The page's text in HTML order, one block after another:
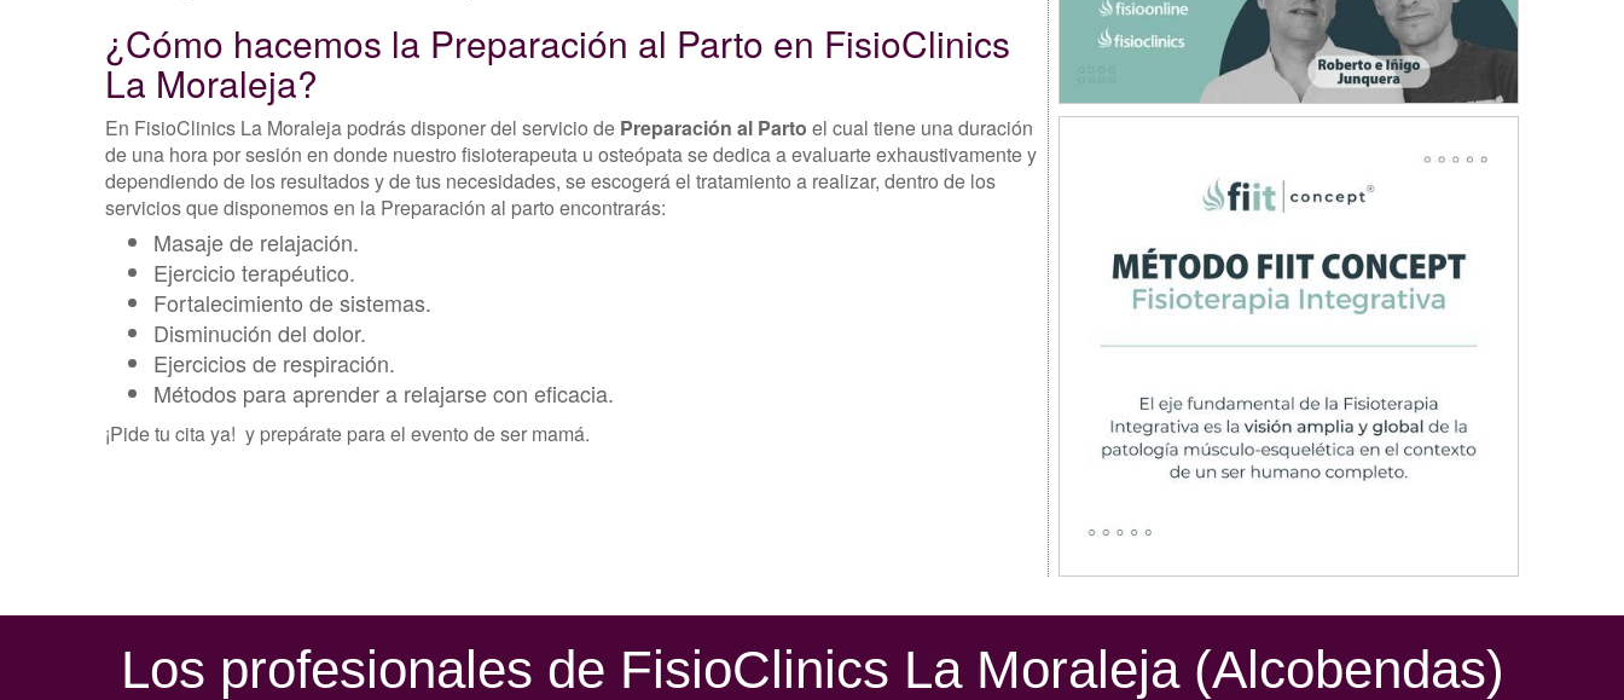
¿Cómo hacemos la Preparación al Parto en FisioClinics
La Moraleja?
En FisioClinics La Moraleja podrás disponer del servicio de Preparación al Parto el cual tiene una duración
de una hora por sesión en donde nuestro fisioterapeuta u osteópata se dedica a evaluarte exhaustivamente y
dependiendo de los resultados y de tus necesidades, se escogerá el tratamiento a realizar, dentro de los
servicios que disponemos en la Preparación al parto encontrarás:
Masaje de relajación.
Ejercicio terapéutico.
Fortalecimiento de sistemas.
Disminución del dolor.
Ejercicios de respiración.
Métodos para aprender a relajarse con eficacia.
¡Pide tu cita ya! y prepárate para el evento de ser mamá.
Los profesionales de FisioClinics La Moraleja (Alcobendas)